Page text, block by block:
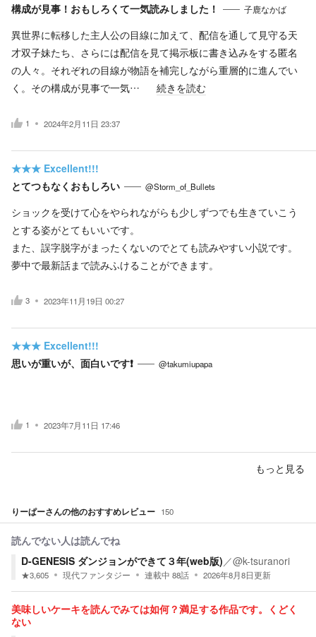
構成が見事！おもしろくて一気読みしました！
子鹿なかば
異世界に転移した主人公の目線に加えて、配信を通して見守る天
才双子妹たち、さらには配信を見て掲示板に書き込みをする匿名
の人々。それぞれの目線が物語を補完しながら重層的に進んでい
く。その構成が見事で一気…
続きを読む
1 2024年2月11日 23:37
★★★ Excellent!!!
とてつもなくおもしろい
@Storm_of_Bullets
ショックを受けて心をやられながらも少しずつでも生きていこう
とする姿がとてもいいです。
また、誤字脱字がまったくないのでとても読みやすい小説です。
夢中で最新話まで読みふけることができます。
3 2023年11月19日 00:27
★★★ Excellent!!!
思いが重いが、面白いです❗
@takumiupapa
1 2023年7月11日 17:46
もっと見る
りーぱーさんの他のおすすめレビュー 150
読んでない人は読んでね
D-GENESIS ダンジョンができて３年(web版) ／@k-tsuranori
★3,605 現代ファンタジー 連載中 88話 2026年8月8日更新
美味しいケーキを読んでみては如何？満足する作品です。くどく
ない